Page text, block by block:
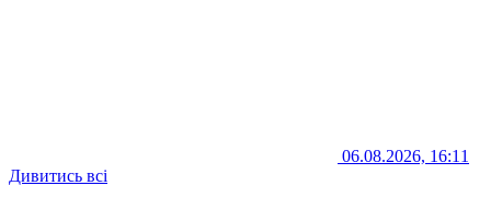
06.08.2026, 16:11
Дивитись всі